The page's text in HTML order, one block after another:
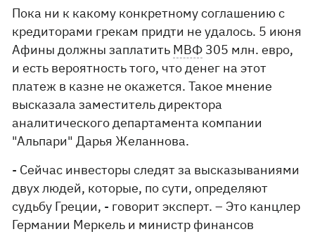
Пока ни к какому конкретному соглашению с
кредиторами грекам придти не удалось. 5 июня
Афины должны заплатить МВФ 305 млн. евро,
и есть вероятность того, что денег на этот
платеж в казне не окажется. Такое мнение
высказала заместитель директора
аналитического департамента компании
"Альпари" Дарья Желаннова.
- Сейчас инвесторы следят за высказываниями
двух людей, которые, по сути, определяют
судьбу Греции, - говорит эксперт. – Это канцлер
Германии Меркель и министр финансов